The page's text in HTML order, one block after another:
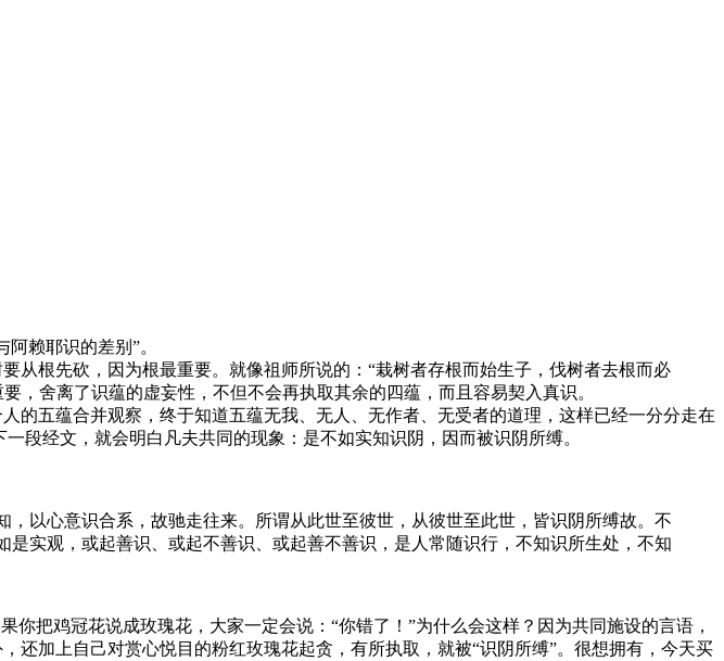
赖耶识的差别”。
根先砍，因为根最重要。就像祖师所说的：“栽树者存根而始生子，伐树者去根而必
，舍离了识蕴的虚妄性，不但不会再执取其余的四蕴，而且容易契入真识。
五蕴合并观察，终于知道五蕴无我、无人、无作者、无受者的道理，这样已经一分分走在
段经文，就会明白凡夫共同的现象：是不如实知识阴，因而被识阴所缚。
以心意识合系，故驰走往来。所谓从此世至彼世，从彼世至此世，皆识阴所缚故。不
实观，或起善识、或起不善识、或起善不善识，是人常随识行，不知识所生处，不知
鸡冠花说成玫瑰花，大家一定会说：“你错了！”为什么会这样？因为共同施设的言语，
加上自己对赏心悦目的粉红玫瑰花起贪，有所执取，就被“识阴所缚”。很想拥有，今天买